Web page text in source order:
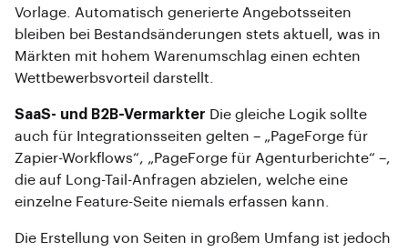
Vorlage. Automatisch generierte Angebotsseiten
bleiben bei Bestandsänderungen stets aktuell, was in
Märkten mit hohem Warenumschlag einen echten
Wettbewerbsvorteil darstellt.
SaaS- und B2B-Vermarkter Die gleiche Logik sollte
auch für Integrationsseiten gelten – „PageForge für
Zapier-Workflows“, „PageForge für Agenturberichte“ –,
die auf Long-Tail-Anfragen abzielen, welche eine
einzelne Feature-Seite niemals erfassen kann.
Die Erstellung von Seiten in großem Umfang ist jedoch